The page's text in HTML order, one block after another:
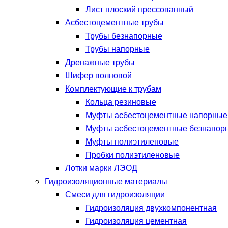
Лист плоский прессованный
Асбестоцементные трубы
Трубы безнапорные
Трубы напорные
Дренажные трубы
Шифер волновой
Комплектующие к трубам
Кольца резиновые
Муфты асбестоцементные
Муфты асбестоцементные
Муфты полиэтиленовые
Пробки полиэтиленовые
Лотки марки ЛЭОД
Гидроизоляционные материалы
Смеси для гидроизоляции
Гидроизоляция двухкомпонентная
Гидроизоляция цементная